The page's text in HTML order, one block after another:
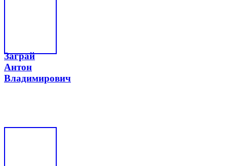
Заграй
Антон
Владимирович